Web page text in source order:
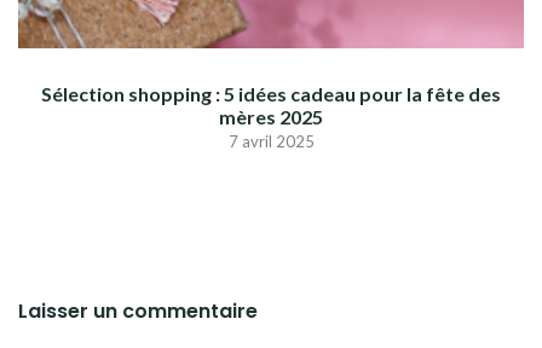
Sélection shopping : 5 idées cadeau pour la fête des
mères 2025
7 avril 2025
Laisser un commentaire